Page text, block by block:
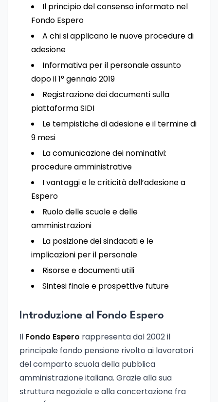
Il principio del consenso informato nel
Fondo Espero
A chi si applicano le nuove procedure di
adesione
Informativa per il personale assunto
dopo il 1° gennaio 2019
Registrazione dei documenti sulla
piattaforma SIDI
Le tempistiche di adesione e il termine di
9 mesi
La comunicazione dei nominativi:
procedure amministrative
I vantaggi e le criticità dell’adesione a
Espero
Ruolo delle scuole e delle
amministrazioni
La posizione dei sindacati e le
implicazioni per il personale
Risorse e documenti utili
Sintesi finale e prospettive future
Introduzione al Fondo Espero
Il Fondo Espero rappresenta dal 2002 il
principale fondo pensione rivolto ai lavoratori
del comparto scuola della pubblica
amministrazione italiana. Grazie alla sua
struttura negoziale e alla concertazione fra